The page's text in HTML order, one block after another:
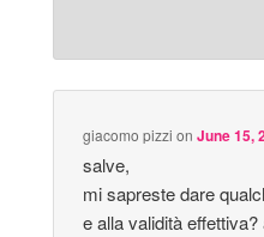
giacomo pizzi onJune 15,
salve,
mi sapreste dare
e alla validità